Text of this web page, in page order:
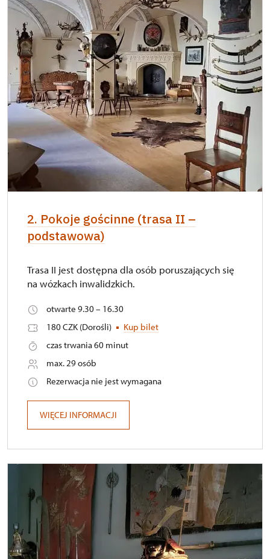
2. Pokoje gościnne (trasa II –
podstawowa)
Trasa II jest dostępna dla osób poruszających się
na wózkach inwalidzkich.
otwarte 9.30 – 16.30
180 CZK (Dorośli)
Kup bilet
czas trwania 60 minut
max. 29 osób
Rezerwacja nie jest wymagana
WIĘCEJ INFORMACJI